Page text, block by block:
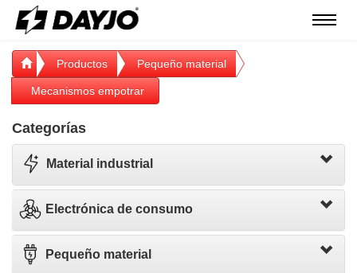
Menú
Productos Pequeño material
Mecanismos empotrar
Categorías
Material industrial
Electrónica de consumo
Pequeño material